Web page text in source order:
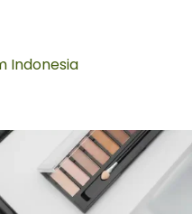
Indonesia